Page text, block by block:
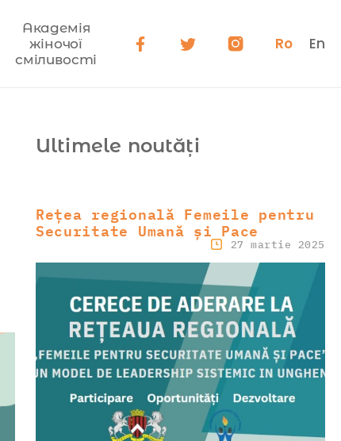
Академія
жіночої
сміливості
Ro En
Ultimele noutăți
Rețea regională Femeile pentru
Securitate Umană și Pace
27 martie 2025